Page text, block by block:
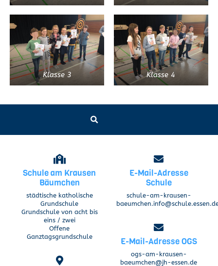
Klasse 3 Klasse 4
Schule am Krausen
Bäumchen
städtische katholische
Grundschule
Grundschule von acht bis
eins / zwei
Offene
Ganztagsgrundschule
E-Mail-Adresse
Schule
schule-am-krausen-
E-Mail-Adresse OGS
ogs-am-krausen-
baeumchen@jh-essen.de